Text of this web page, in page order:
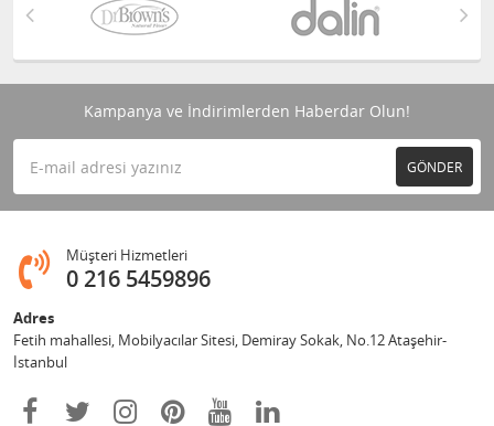
Kampanya ve İndirimlerden Haberdar Olun!
GÖNDER
Müşteri Hizmetleri
0 216 5459896
Adres
Fetih mahallesi, Mobilyacılar Sitesi, Demiray Sokak, No.12 Ataşehir-
İstanbul